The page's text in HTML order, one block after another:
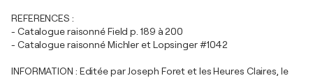
REFERENCES :
- Catalogue raisonné Field p. 189 à 200
- Catalogue raisonné Michler et Lopsinger #1042
INFORMATION : Editée par Joseph Foret et les Heures Claires, le